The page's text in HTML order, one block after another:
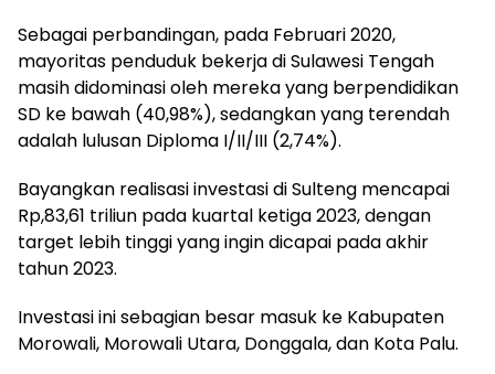
Sebagai perbandingan, pada Februari 2020,
mayoritas penduduk bekerja di Sulawesi Tengah
masih didominasi oleh mereka yang berpendidikan
SD ke bawah (40,98%), sedangkan yang terendah
adalah lulusan Diploma I/II/III (2,74%).
Bayangkan realisasi investasi di Sulteng mencapai
Rp,83,61 triliun pada kuartal ketiga 2023, dengan
target lebih tinggi yang ingin dicapai pada akhir
tahun 2023.
Investasi ini sebagian besar masuk ke Kabupaten
Morowali, Morowali Utara, Donggala, dan Kota Palu.